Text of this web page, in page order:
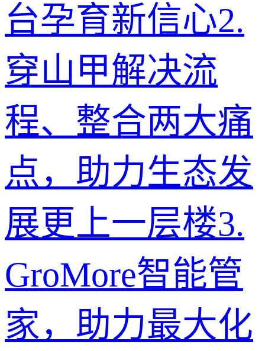
台孕育新信心2.
穿山甲解决流
程、整合两大痛
点，助力生态发
展更上一层楼3.
GroMore智能管
家，助力最大化